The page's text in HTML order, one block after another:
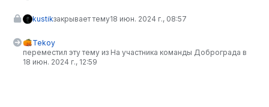
kustikзакрывает тему18 июн. 2024 г., 08:57
Tekoy
переместил эту тему из На участника команды Доброграда в
18 июн. 2024 г., 12:59